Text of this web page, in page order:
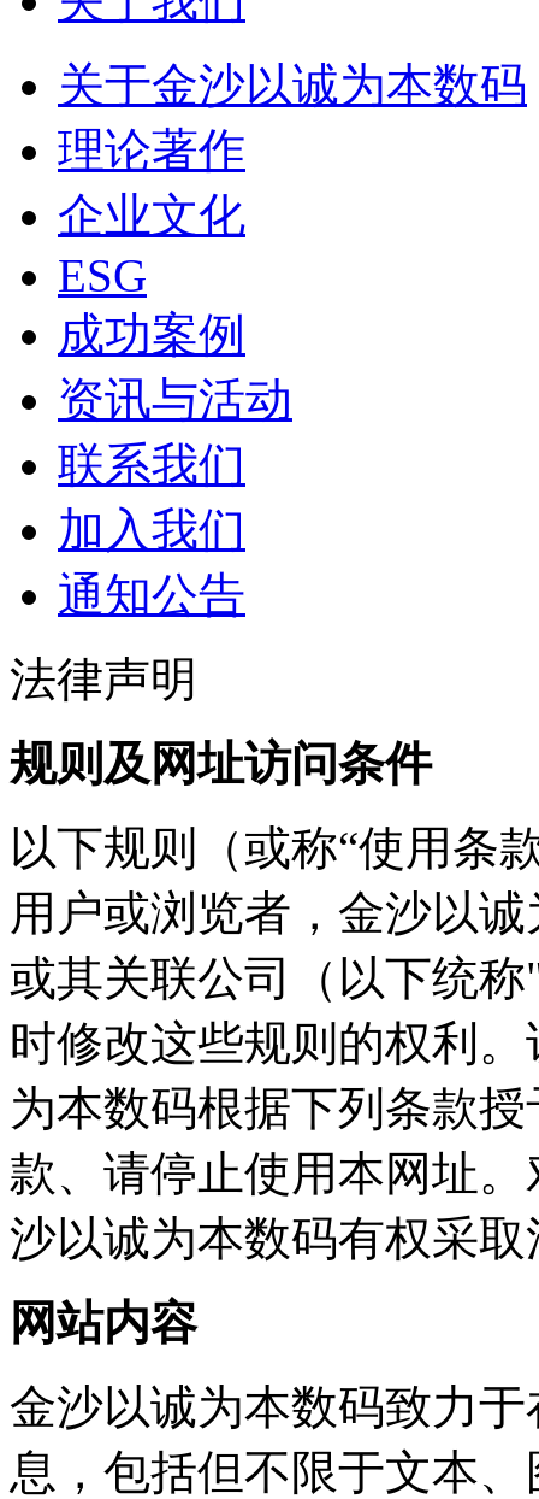
关于金沙以诚为本数码
理论著作
企业文化
ESG
成功案例
资讯与活动
联系我们
加入我们
通知公告
法律声明
规则及网址访问条件
以下规则（或称“使用条
用户或浏览者，金沙
或其关联公司（以下统
时修改这些规则的权利
为本数码根据下列条款
款、请停止使用本网址
沙以诚为本数码有权采
网站内容
金沙以诚为本数码致力
息，包括但不限于文本、